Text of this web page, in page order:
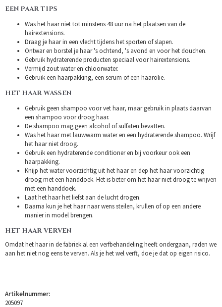
EEN PAAR TIPS
Was het haar niet tot minstens 48 uur na het plaatsen van de
hairextensions.
Draag je haar in een vlecht tijdens het sporten of slapen.
Ontwar en borstel je haar 's ochtend, 's avond en voor het douchen.
Gebruik hydraterende producten speciaal voor hairextensions.
Vermijd zout water en chloorwater.
Gebruik een haarpakking, een serum of een haarolie.
HET HAAR WASSEN
Gebruik geen shampoo voor vet haar, maar gebruik in plaats daarvan
een shampoo voor droog haar.
De shampoo mag geen alcohol of sulfaten bevatten.
Was het haar met lauwwarm water en een hydraterende shampoo. Wrijf
het haar niet droog.
Gebruik een hydraterende conditioner en bij voorkeur ook een
haarpakking.
Knijp het water voorzichtig uit het haar en dep het haar voorzichtig
droog met een handdoek. Het is beter om het haar niet droog te wrijven
met een handdoek.
Laat het haar het liefst aan de lucht drogen.
Daarna kun je het haar naar wens steilen, krullen of op een andere
manier in model brengen.
HET HAAR VERVEN
Omdat het haar in de fabriek al een verfbehandeling heeft ondergaan, raden we
aan het niet nog eens te verven. Als je het wel verft, doe je dat op eigen risico.
Artikelnummer:
205097